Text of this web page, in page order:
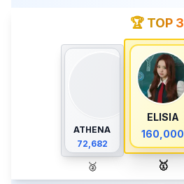
🏆 TOP 3
ATHENA
72,682
🥈
ELISIA
160,000
🥇